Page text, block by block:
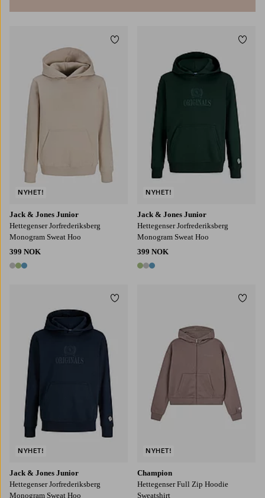
Jack & Jones Junior
Hettegenser Jorfrederiksberg
Monogram Sweat Hoo
399 NOK
3 farger
NYHET!
Legg til favoritter
164176
Jack & Jones Junior
Hettegenser Jorfrederiksberg
Monogram Sweat Hoo
399 NOK
3 farger
NYHET!
164
Jack & Jones Junior
Hettegenser Jorfrederiksberg
Monogram Sweat Hoo
NYHET!
Legg til favoritter
164 176
Champion
Hettegenser Full Zip Hoodie
Sweatshirt
NYHET!